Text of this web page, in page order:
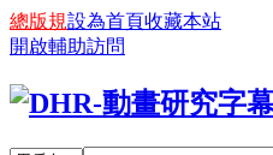
總版規設為首頁收藏本站
開啟輔助訪問